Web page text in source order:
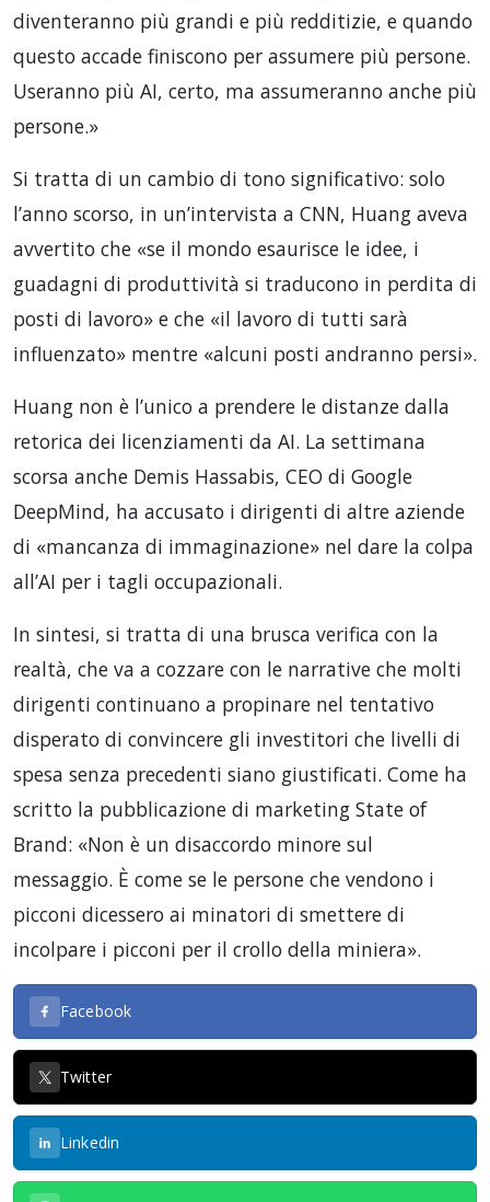
diventeranno più grandi e più redditizie, e quando
questo accade finiscono per assumere più persone.
Useranno più AI, certo, ma assumeranno anche più
persone.»
Si tratta di un cambio di tono significativo: solo
l’anno scorso, in un’intervista a CNN, Huang aveva
avvertito che «se il mondo esaurisce le idee, i
guadagni di produttività si traducono in perdita di
posti di lavoro» e che «il lavoro di tutti sarà
influenzato» mentre «alcuni posti andranno persi».
Huang non è l’unico a prendere le distanze dalla
retorica dei licenziamenti da AI. La settimana
scorsa anche Demis Hassabis, CEO di Google
DeepMind, ha accusato i dirigenti di altre aziende
di «mancanza di immaginazione» nel dare la colpa
all’AI per i tagli occupazionali.
In sintesi, si tratta di una brusca verifica con la
realtà, che va a cozzare con le narrative che molti
dirigenti continuano a propinare nel tentativo
disperato di convincere gli investitori che livelli di
spesa senza precedenti siano giustificati. Come ha
scritto la pubblicazione di marketing State of
Brand: «Non è un disaccordo minore sul
messaggio. È come se le persone che vendono i
picconi dicessero ai minatori di smettere di
incolpare i picconi per il crollo della miniera».
Facebook
Twitter
Linkedin